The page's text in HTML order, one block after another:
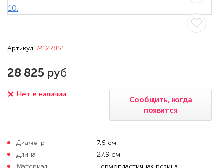
Артикул: M127851
28 825 руб
Сообщить, когда
появится
Нет в наличии
Диаметр
7.6 см
Длина
27.9 см
Материал
Термопластичная резина